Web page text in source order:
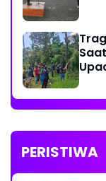
PERISTIWA